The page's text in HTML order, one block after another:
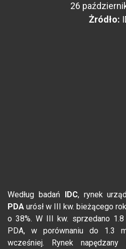
26
Żródło:
Według badań IDC, rynek
PDA urósł w III kw. bieżącego
o 38%. W III kw. sprzedano
PDA, w porównaniu do 1.3
wcześniej. Rynek napędzany